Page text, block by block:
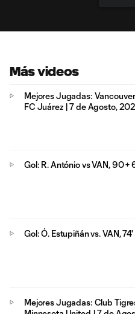
Más videos
Mejores Jugadas:
FC Juárez | 7 de Agosto,
Gol: R. António vs VAN, 90 +
Gol: Ó. Estupiñán vs. VAN, 74'
Mejores Jugadas: Club